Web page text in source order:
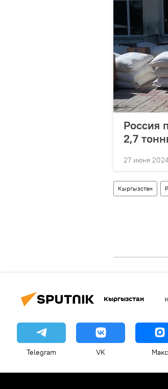
Россия
2,7
27 июня
Кыргызстан
Кыргызстан
Telegram VK Макс